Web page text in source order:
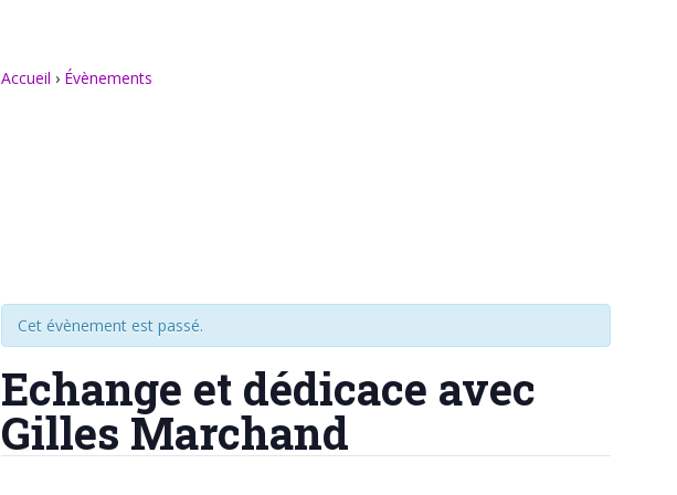
Accueil › Évènements
Cet évènement est passé.
Echange et dédicace avec
Gilles Marchand